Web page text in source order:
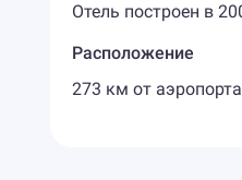
Отель построен в
Расположение
273 км от